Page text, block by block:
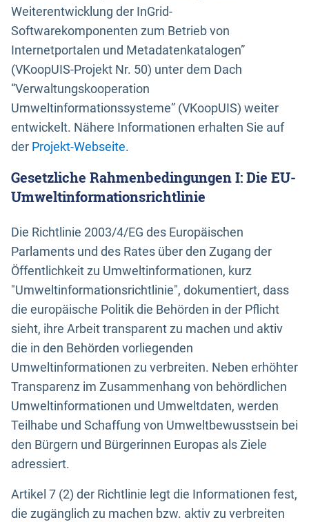
Weiterentwicklung der InGrid-
Softwarekomponenten zum Betrieb von
Internetportalen und Metadatenkatalogen”
(VKoopUIS-Projekt Nr. 50) unter dem Dach
“Verwaltungskooperation
Umweltinformationssysteme” (VKoopUIS) weiter
entwickelt. Nähere Informationen erhalten Sie auf
der Projekt-Webseite.
Gesetzliche Rahmenbedingungen I: Die EU-
Umweltinformationsrichtlinie
Die Richtlinie 2003/4/EG des Europäischen
Parlaments und des Rates über den Zugang der
Öffentlichkeit zu Umweltinformationen, kurz
"Umweltinformationsrichtlinie", dokumentiert, dass
die europäische Politik die Behörden in der Pflicht
sieht, ihre Arbeit transparent zu machen und aktiv
die in den Behörden vorliegenden
Umweltinformationen zu verbreiten. Neben erhöhter
Transparenz im Zusammenhang von behördlichen
Umweltinformationen und Umweltdaten, werden
Teilhabe und Schaffung von Umweltbewusstsein bei
den Bürgern und Bürgerinnen Europas als Ziele
adressiert.
Artikel 7 (2) der Richtlinie legt die Informationen fest,
die zugänglich zu machen bzw. aktiv zu verbreiten